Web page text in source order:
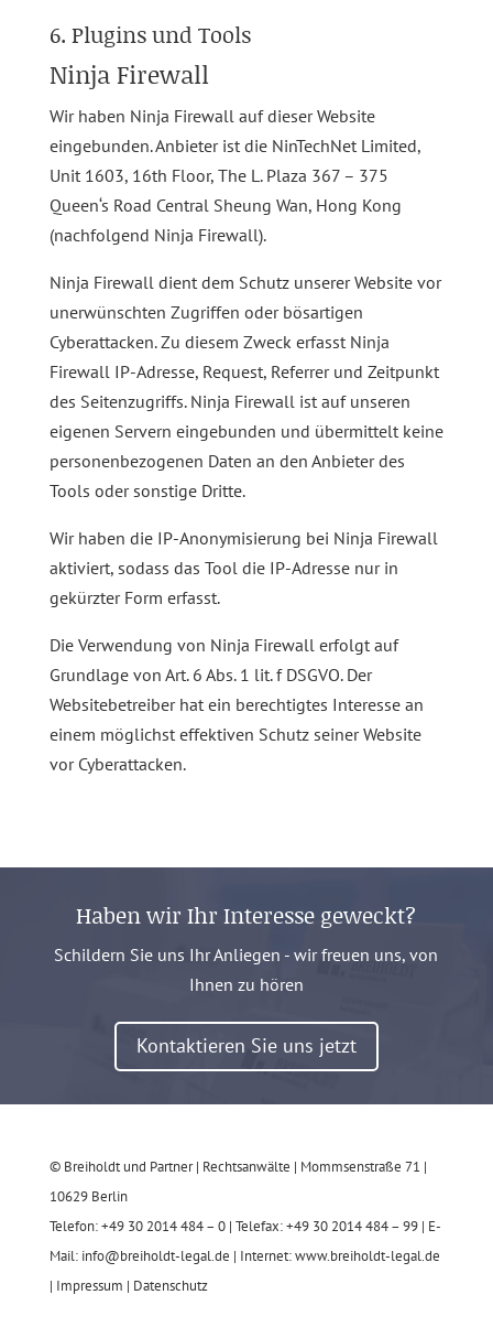
6. Plugins und Tools
Ninja Firewall
Wir haben Ninja Firewall auf dieser Website
eingebunden. Anbieter ist die NinTechNet Limited,
Unit 1603, 16th Floor, The L. Plaza 367 – 375
Queen‘s Road Central Sheung Wan, Hong Kong
(nachfolgend Ninja Firewall).
Ninja Firewall dient dem Schutz unserer Website vor
unerwünschten Zugriffen oder bösartigen
Cyberattacken. Zu diesem Zweck erfasst Ninja
Firewall IP-Adresse, Request, Referrer und Zeitpunkt
des Seitenzugriffs. Ninja Firewall ist auf unseren
eigenen Servern eingebunden und übermittelt keine
personenbezogenen Daten an den Anbieter des
Tools oder sonstige Dritte.
Wir haben die IP-Anonymisierung bei Ninja Firewall
aktiviert, sodass das Tool die IP-Adresse nur in
gekürzter Form erfasst.
Die Verwendung von Ninja Firewall erfolgt auf
Grundlage von Art. 6 Abs. 1 lit. f DSGVO. Der
Websitebetreiber hat ein berechtigtes Interesse an
einem möglichst effektiven Schutz seiner Website
vor Cyberattacken.
Haben wir Ihr Interesse geweckt?
Schildern Sie uns Ihr Anliegen - wir freuen uns, von
Ihnen zu hören
Kontaktieren Sie uns jetzt
© Breiholdt und Partner | Rechtsanwälte | Mommsenstraße 71 |
10629 Berlin
Telefon: +49 30 2014 484 – 0 | Telefax: +49 30 2014 484 – 99 | E-
Mail: info@breiholdt-legal.de | Internet: www.breiholdt-legal.de
| Impressum | Datenschutz